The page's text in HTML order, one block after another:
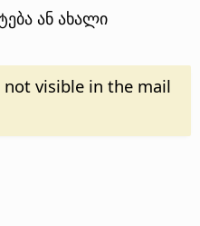
ან ახალი
visible in the mail